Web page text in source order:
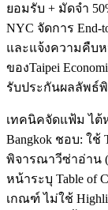
ยอมรับ + มัดจำ
NYC จัดการ
และแจ้งความคืบ
ของTaipei
รับประกันผลลัพธ์
เทคนิคจัดแฟ้ม ไต้ห
Bangkok ชอบ: ใช้
พิจารณาวีซ่าอ่าน (
หน้าระบุ Table of
เกณฑ์ ไม่ใช้